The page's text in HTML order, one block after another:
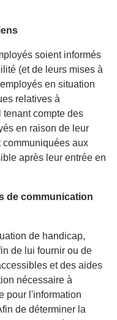
soient informés
(et de leurs mises à
en situation
relatives à
tenant compte des
en raison de leur
communiquées aux
après leur entrée en
de communication
de handicap,
de lui fournir ou de
et des aides
nécessaire à
pour l'information
de déterminer la